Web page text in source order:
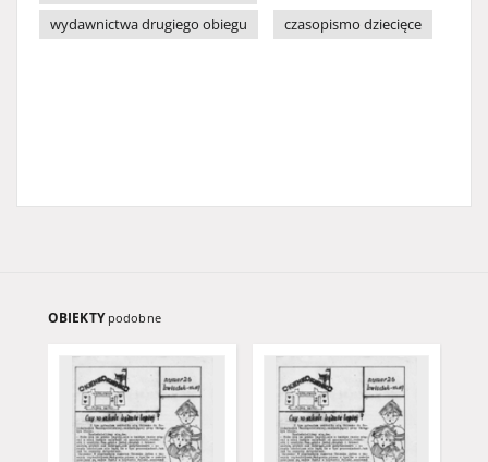
wydawnictwa drugiego obiegu
czasopismo dziecięce
OBIEKTY podobne